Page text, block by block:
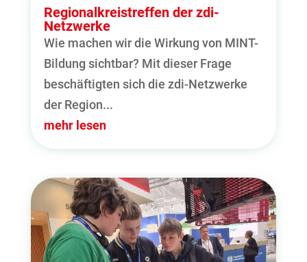
Regionalkreistreffen der zdi-
Netzwerke
Wie machen wir die Wirkung von MINT-
Bildung sichtbar? Mit dieser Frage
beschäftigten sich die zdi-Netzwerke
der Region...
mehr lesen